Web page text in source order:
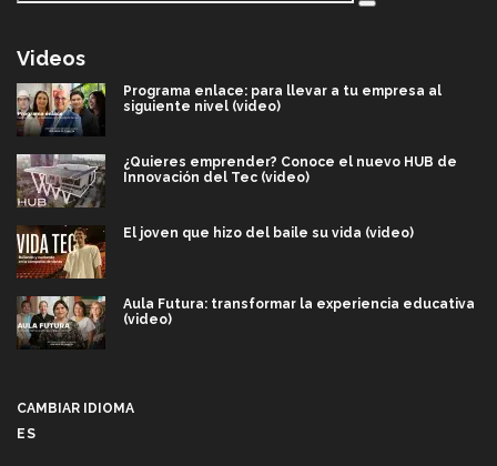
Videos
Programa enlace: para llevar a tu empresa al
siguiente nivel (video)
¿Quieres emprender? Conoce el nuevo HUB de
Innovación del Tec (video)
El joven que hizo del baile su vida (video)
Aula Futura: transformar la experiencia educativa
(video)
CAMBIAR IDIOMA
ES